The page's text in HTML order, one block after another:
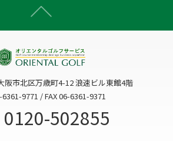
目的
、以下の何れかに該当する場合を除き、
利用目的以外には利用いたしません。
市北区万歳町4-12 浪速ビル東館4階
6361-9771 / FAX 06-6361-9371
0120-502855